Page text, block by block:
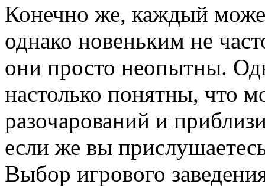
Конечно же, каждый
однако новеньким не
они просто неопытны.
настолько понятны, что
разочарований и
если же вы
Выбор игрового